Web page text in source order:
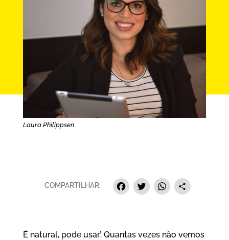
Laura Philippsen
COMPARTILHAR: Facebook
Twitter
É natural, pode usar’. Quantas vezes não vemos